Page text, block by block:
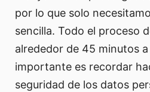
por lo que solo
sencilla. Todo el proceso
alrededor de 45 minutos
importante es recordar
seguridad de los datos